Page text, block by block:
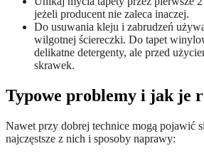
jeżeli producent nie zaleca inaczej.
Do usuwania kleju i zabrudzeń
wilgotnej ściereczki. Do tapet
delikatne detergenty, ale przed
skrawek.
Typowe problemy i jak je
Nawet przy dobrej technice mogą pojawić
najczęstsze z nich i sposoby naprawy: